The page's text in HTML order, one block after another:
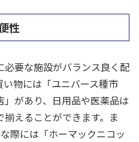
性
要な施設がバランス良く配
物には「ユニバース種市
があり、日用品や医薬品は
揃えることができます。ま
際には「ホーマックニコッ